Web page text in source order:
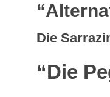
Die
“Die